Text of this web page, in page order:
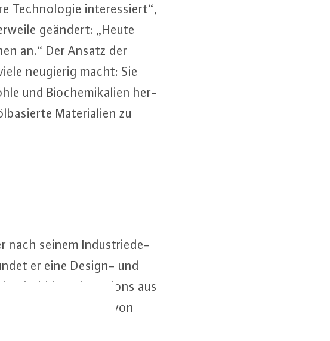
Tech­no­lo­gie in­ter­es­siert“,
geändert: „Heute
an.“ Der Ansatz der
neugierig macht: Sie
und Bio­che­mi­ka­li­en her­
Ma­te­ria­li­en zu
nach seinem In­dus­trie­de­
er eine Design- und
Hidden Champions aus
„Der Vater von
in